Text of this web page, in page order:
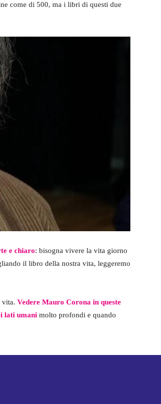
come di 500, ma i libri di questi due
e chiaro: bisogna vivere la vita giorno
il libro della nostra vita, leggeremo
vita. Vedere Mauro Corona in queste
lati umani molto profondi e quando